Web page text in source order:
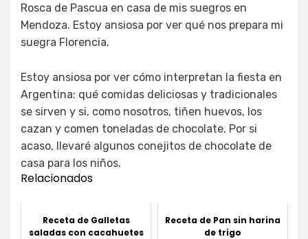
Rosca de Pascua en casa de mis suegros en
Mendoza. Estoy ansiosa por ver qué nos prepara mi
suegra Florencia.
Estoy ansiosa por ver cómo interpretan la fiesta en
Argentina: qué comidas deliciosas y tradicionales
se sirven y si, como nosotros, tiñen huevos, los
cazan y comen toneladas de chocolate. Por si
acaso, llevaré algunos conejitos de chocolate de
casa para los niños.
Relacionados
Receta de Galletas
saladas con cacahuetes
Receta de Pan sin harina
de trigo